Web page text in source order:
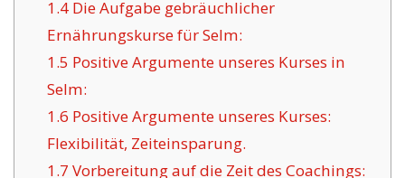
1.4Die Aufgabe gebräuchlicher
Ernährungskurse für Selm:
1.5 Positive Argumente unseres Kurses in
Selm:
1.6 Positive Argumente unseres Kurses:
Flexibilität, Zeiteinsparung.
1.7 Vorbereitung auf die Zeit des Coachings: